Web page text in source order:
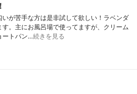
が苦手な方は是非試して欲しい！ラベンダ
。主にお風呂場で使ってますが、クリーム
ートパン…続きを見る